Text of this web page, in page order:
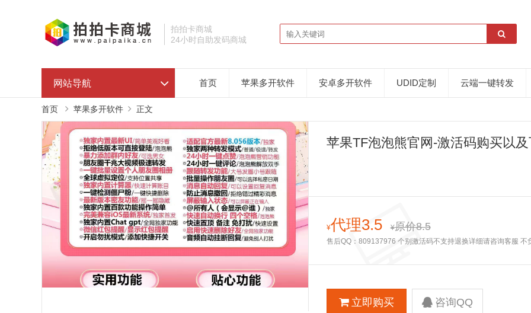
拍拍卡商城
24小时自助发码商城
网站导航 首页 苹果多开软件 安卓多开软件 UDID定制 云端一键转发
首页 苹果多开软件 正文
苹果TF泡泡熊官网-激活码购买以
¥代理3.5 ¥原价8.5
售后QQ：809137976 个别激活码不支持退换详细请咨询客服 不
立即购买 咨询QQ